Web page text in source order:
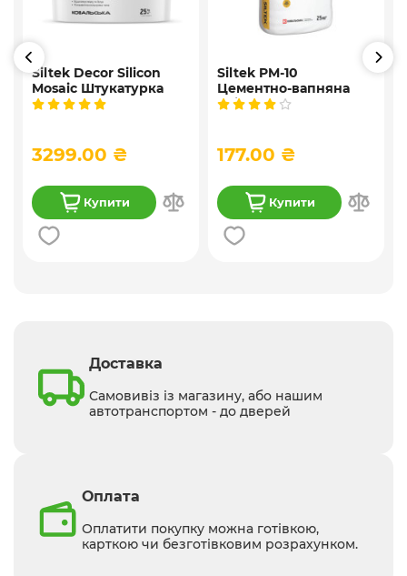
Siltek Decor Silicon
Mosaic Штукатурка
мозаїчна декоративна
3299.00 ₴
Купити
Siltek PM-10
Цементно-вапняна
універсальна
177.00 ₴
Купити
Доставка
Самовивіз із магазину, або нашим
автотранспортом - до дверей
Оплата
Оплатити покупку можна готівкою,
карткою чи безготівковим розрахунком.